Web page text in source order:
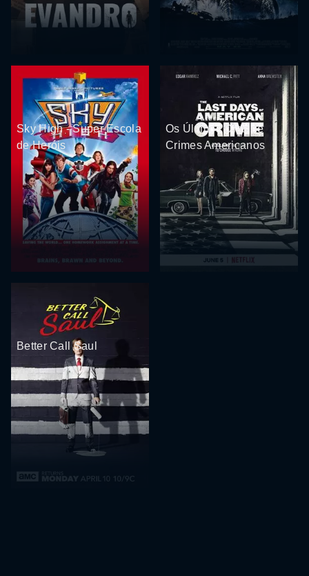
Sky High - Super Escola
de Heróis
Os Últimos Dias de
Crimes Americanos
Better Call Saul